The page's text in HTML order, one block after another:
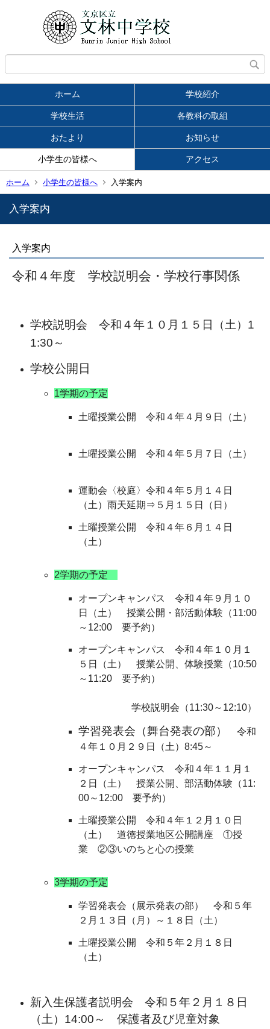
ホーム 学校紹介
学校生活 各教科の取組
おたより お知らせ
小学生の皆様へ アクセス
ホーム 小学生の皆様へ 入学案内
入学案内
入学案内
令和４年度 学校説明会・学校行事関係
学校説明会 令和４年１０月１５日（土） 1
1:30～
学校公開日
1学期の予定
土曜授業公開 令和４年４月９日（土）
土曜授業公開 令和４年５月７日（土）
運動会〈校庭〉令和４年５月１４日
（土）雨天延期⇒５月１５日（日）
土曜授業公開 令和４年６月１４日
（土）
2学期の予定
オープンキャンパス 令和４年９月１０
日（土）
授業公開・部活動体験（11:00
～12:00 要予約）
オープンキャンパス 令和４年１０月１
５日（土） 授業公開、体験授業（10:50
～11:20 要予約）
学校説明会（11:30～12:10）
学習発表会（舞台発表の部）
令和
４年１０月２９日（土）8:45～
オープンキャンパス 令和４年１１月１
２日（土） 授業公開、部活動体験 （11:
00～12:00 要予約）
土曜授業公開 令和４年１２月１０日
（土） 道徳授業地区公開講座 ①授
業 ②③いのちと心の授業
3学期の予定
学習発表会（展示発表の部） 令和５年
２月１３日（月）～１８日（土）
土曜授業公開 令和５年２月１８日
（土）
新入生保護者説明会 令和５年２月１８日
（土）14:00～ 保護者及び児童対象